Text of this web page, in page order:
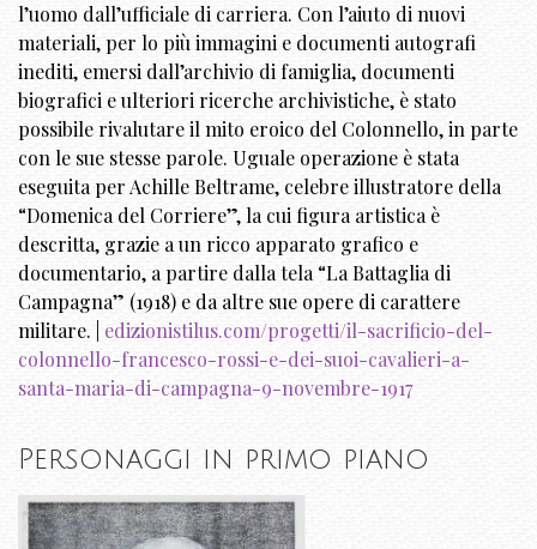
l’uomo dall’ufficiale di carriera. Con l’aiuto di nuovi
materiali, per lo più immagini e documenti autografi
inediti, emersi dall’archivio di famiglia, documenti
biografici e ulteriori ricerche archivistiche, è stato
possibile rivalutare il mito eroico del Colonnello, in parte
con le sue stesse parole. Uguale operazione è stata
eseguita per Achille Beltrame, celebre illustratore della
“Domenica del Corriere”, la cui figura artistica è
descritta, grazie a un ricco apparato grafico e
documentario, a partire dalla tela “La Battaglia di
Campagna” (1918) e da altre sue opere di carattere
militare. | edizionistilus.com/progetti/il-sacrificio-del-
colonnello-francesco-rossi-e-dei-suoi-cavalieri-a-
santa-maria-di-campagna-9-novembre-1917
Personaggi in primo piano